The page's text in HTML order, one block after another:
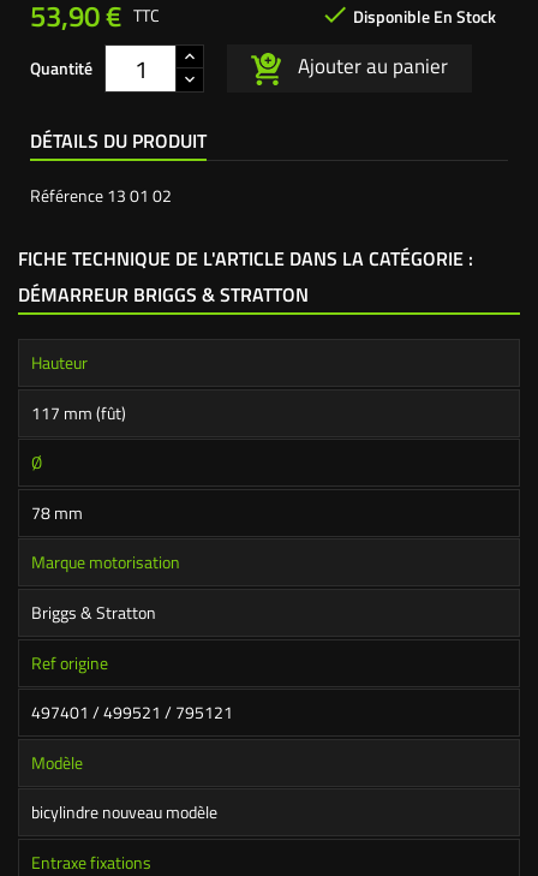
53,90 €  Disponible En Stock
TTC
Quantité Ajouter au panier
DÉTAILS DU PRODUIT
Référence13 01 02
FICHE TECHNIQUE DE L'ARTICLE DANS LA CATÉGORIE :
DÉMARREUR BRIGGS & STRATTON
Hauteur
117 mm (fût)
Ø
78 mm
Marque motorisation
Briggs & Stratton
Ref origine
497401 / 499521 / 795121
Modèle
bicylindre nouveau modèle
Entraxe fixations